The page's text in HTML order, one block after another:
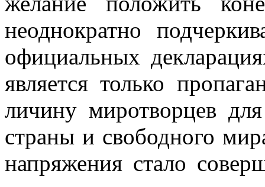
неоднократно
официальных
является только
личину миротворцев
страны и свободного
напряжения стало